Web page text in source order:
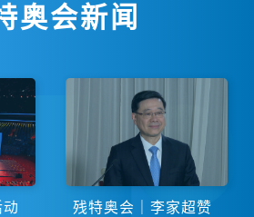
奥会新闻
残特奥会｜李家超赞